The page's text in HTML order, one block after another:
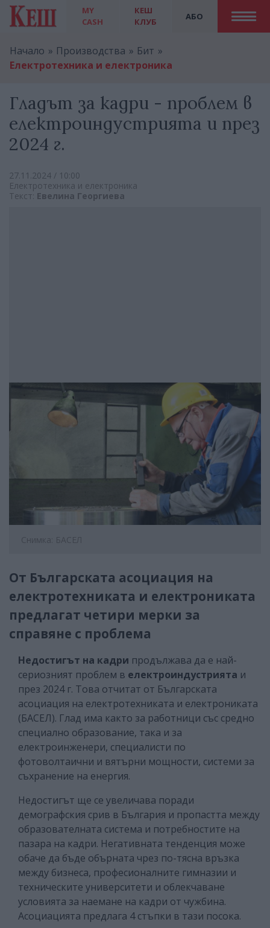
MY
CASH
АБО
КЕШ
КЛУБ
Начало Производства
Бит
Електротехника и електроника
Гладът за кадри - проблем в
електроиндустрията и през
2024 г.
27.11.2024 / 10:00
Електротехника и електроника
Текст: Евелина Георгиева
Снимка: БАСЕЛ
От Българската асоциация на
електротехниката и електрониката
предлагат четири мерки за
справяне с проблема
Недостигът на кадри продължава да е най-
сериозният проблем в електроиндустрията и
през 2024 г. Това отчитат от Българската
асоциация на електротехниката и електрониката
(БАСЕЛ). Глад има както за работници със средно
специално образование, така и за
електроинженери, специалисти по
фотоволтаични и вятърни мощности, системи за
съхранение на енергия.
Недостигът ще се увеличава поради
демографския срив в България и пропастта между
образователната система и потребностите на
пазара на кадри. Негативната тенденция може
обаче да бъде обърната чрез по-тясна връзка
между бизнеса, професионалните гимназии и
техническите университети и облекчаване
условията за наемане на кадри от чужбина.
Асоциацията предлага 4 стъпки в тази посока.